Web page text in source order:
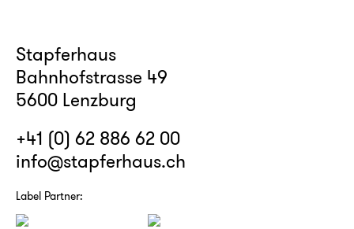
Stapferhaus
Bahnhofstrasse 49
5600 Lenzburg
+41 (0) 62 886 62 00
info@stapferhaus.ch
Label Partner: